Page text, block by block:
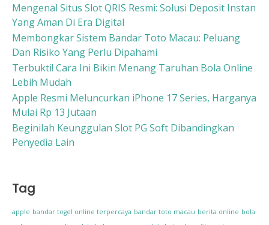
Mengenal Situs Slot QRIS Resmi: Solusi Deposit Instan
Yang Aman Di Era Digital
Membongkar Sistem Bandar Toto Macau: Peluang
Dan Risiko Yang Perlu Dipahami
Terbukti! Cara Ini Bikin Menang Taruhan Bola Online
Lebih Mudah
Apple Resmi Meluncurkan iPhone 17 Series, Harganya
Mulai Rp 13 Jutaan
Beginilah Keunggulan Slot PG Soft Dibandingkan
Penyedia Lain
Tag
apple bandar togel online terpercaya bandar toto macau berita online bola